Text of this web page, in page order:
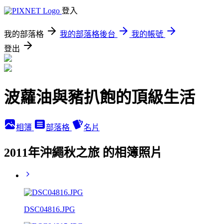
登入
我的部落格 我的部落格後台
我的帳號
登出
波蘿油與豬扒飽的頂級生活
相簿 部落格 名片
2011年沖繩秋之旅 的相簿照片
DSC04816.JPG